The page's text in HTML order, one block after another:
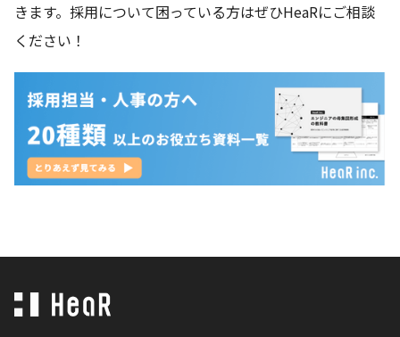
きます。採用について困っている方はぜひHeaRにご相談
ください！